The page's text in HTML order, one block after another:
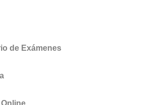
de Exámenes